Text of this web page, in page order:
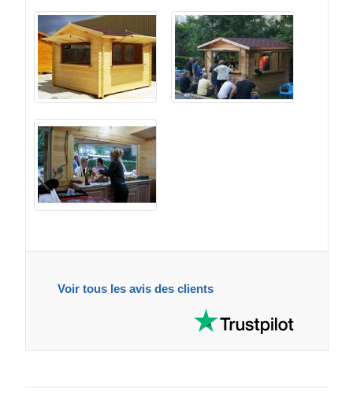
Voir tous les avis des clients